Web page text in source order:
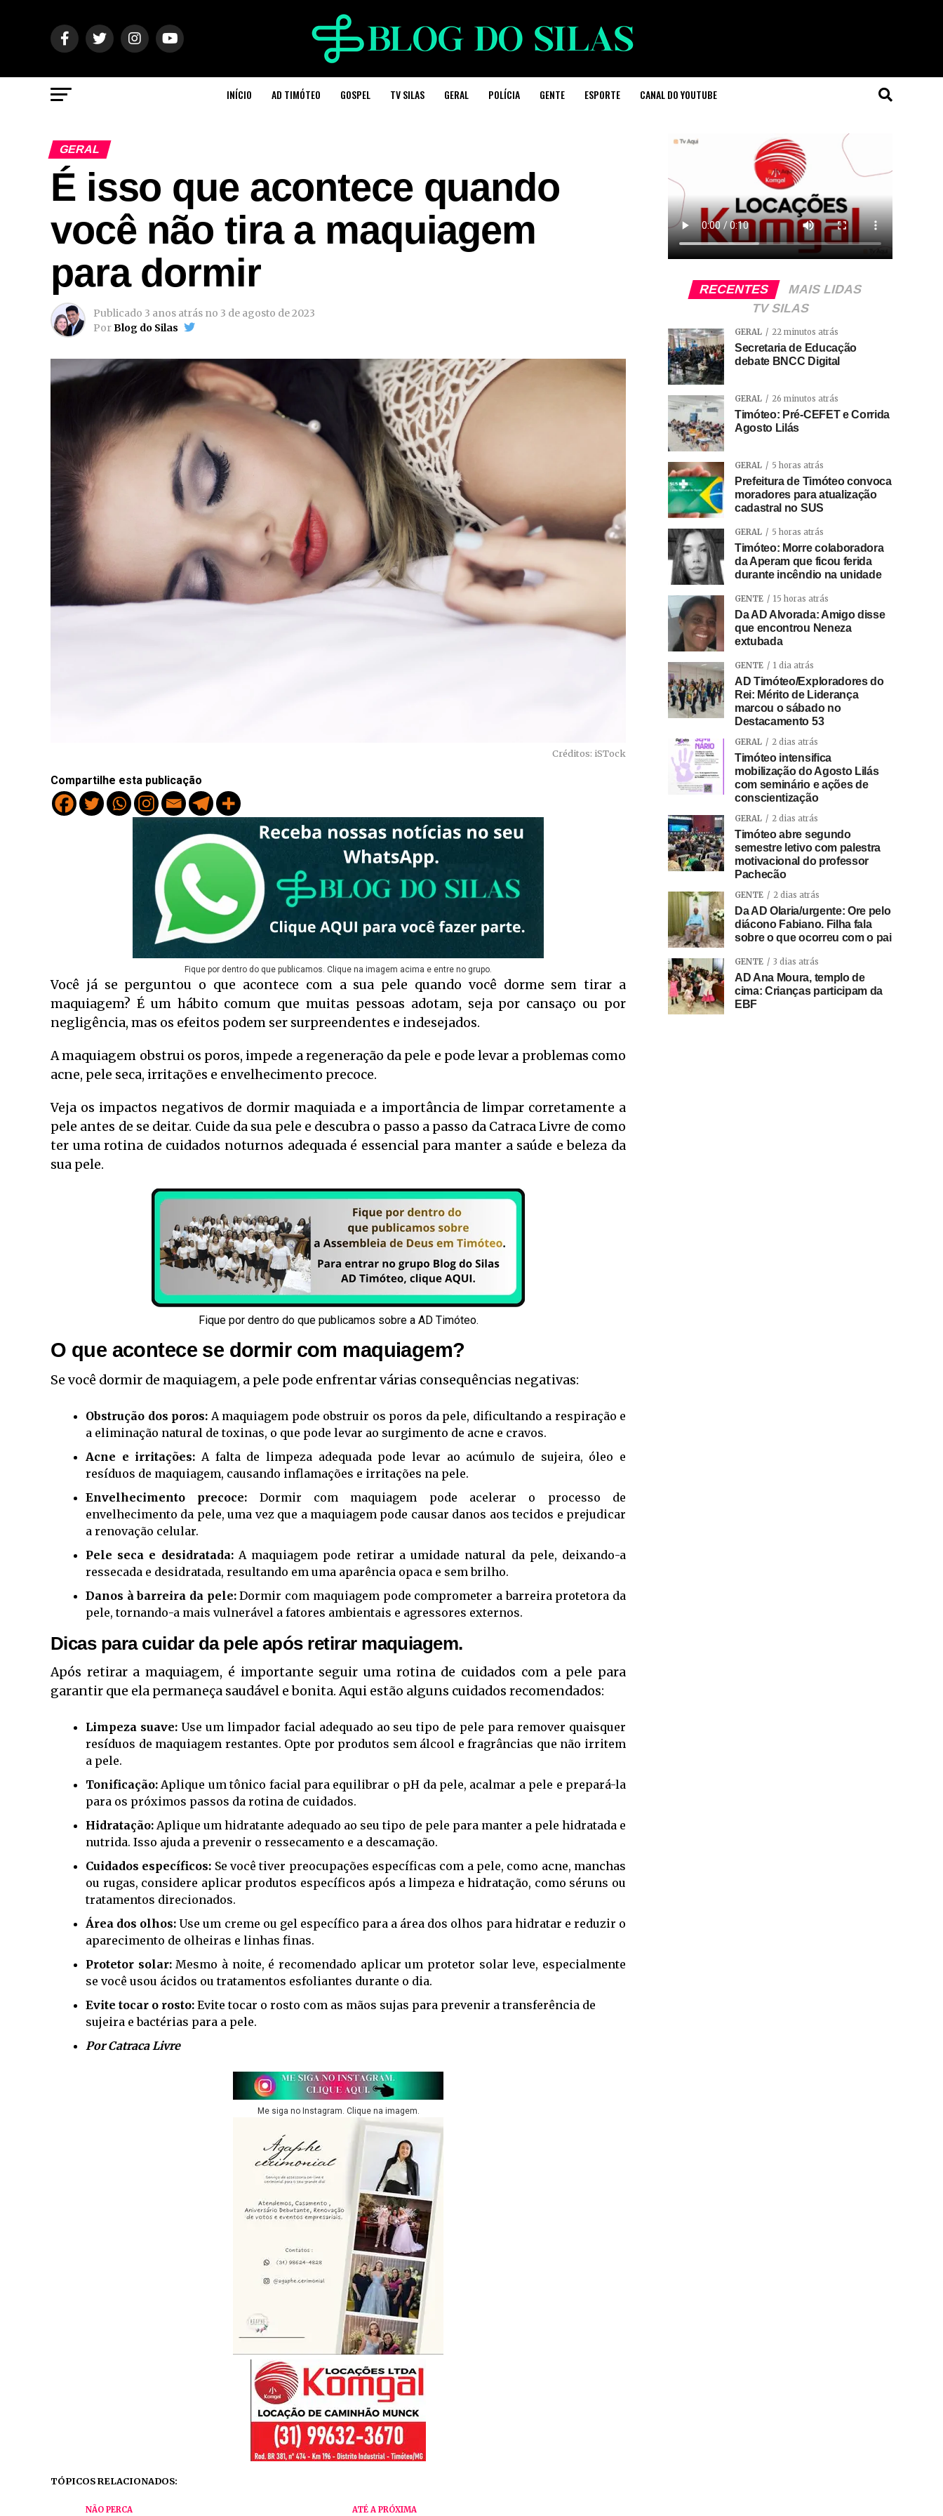
INÍCIO AD TIMÓTEO GOSPEL TV SILAS GERAL POLÍCIA GENTE ESPORTE CANAL DO YOUTUBE
GERAL
É isso que acontece quando
você não tira a maquiagem
para dormir
Publicado 3 anos atrás no 3 de agosto de 2023
PorBlog do Silas
Créditos: iSTock
Compartilhe esta publicação
Fique por dentro do que publicamos. Clique na imagem acima e entre no grupo.
Você já se perguntou o que acontece com a sua pele quando você dorme sem tirar a
maquiagem? É um hábito comum que muitas pessoas adotam, seja por cansaço ou por
negligência, mas os efeitos podem ser surpreendentes e indesejados.
A maquiagem obstrui os poros, impede a regeneração da pele e pode levar a problemas como
acne, pele seca, irritações e envelhecimento precoce.
Veja os impactos negativos de dormir maquiada e a importância de limpar corretamente a
pele antes de se deitar. Cuide da sua pele e descubra o passo a passo da Catraca Livre de como
ter uma rotina de cuidados noturnos adequada é essencial para manter a saúde e beleza da
sua pele.
Fique por dentro do que publicamos sobre a AD Timóteo.
O que acontece se dormir com maquiagem?
Se você dormir de maquiagem, a pele pode enfrentar várias consequências negativas:
Obstrução dos poros: A maquiagem pode obstruir os poros da pele, dificultando a respiração e
a eliminação natural de toxinas, o que pode levar ao surgimento de acne e cravos.
Acne e irritações: A falta de limpeza adequada pode levar ao acúmulo de sujeira, óleo e
resíduos de maquiagem, causando inflamações e irritações na pele.
Envelhecimento precoce: Dormir com maquiagem pode acelerar o processo de
envelhecimento da pele, uma vez que a maquiagem pode causar danos aos tecidos e prejudicar
a renovação celular.
Pele seca e desidratada:A maquiagem pode retirar a umidade natural da pele, deixando-a
ressecada e desidratada, resultando em uma aparência opaca e sem brilho.
Danos à barreira da pele:Dormir com maquiagem pode comprometer a barreira protetora da
pele, tornando-a mais vulnerável a fatores ambientais e agressores externos.
Dicas para cuidar da pele após retirar maquiagem.
Após retirar a maquiagem, é importante seguir uma rotina de cuidados com a pele para
garantir que ela permaneça saudável e bonita. Aqui estão alguns cuidados recomendados:
Limpeza suave:Use um limpador facial adequado ao seu tipo de pele para remover quaisquer
resíduos de maquiagem restantes. Opte por produtos sem álcool e fragrâncias que não irritem
a pele.
Tonificação: Aplique um tônico facial para equilibrar o pH da pele, acalmar a pele e prepará-la
para os próximos passos da rotina de cuidados.
Hidratação: Aplique um hidratante adequado ao seu tipo de pele para manter a pele hidratada e
nutrida. Isso ajuda a prevenir o ressecamento e a descamação.
Cuidados específicos: Se você tiver preocupações específicas com a pele, como acne, manchas
ou rugas, considere aplicar produtos específicos após a limpeza e hidratação, como séruns ou
tratamentos direcionados.
Área dos olhos: Use um creme ou gel específico para a área dos olhos para hidratar e reduzir o
aparecimento de olheiras e linhas finas.
Protetor solar:Mesmo à noite, é recomendado aplicar um protetor solar leve, especialmente
se você usou ácidos ou tratamentos esfoliantes durante o dia.
Evite tocar o rosto: Evite tocar o rosto com as mãos sujas para prevenir a transferência de
sujeira e bactérias para a pele.
Por Catraca Livre
Me siga no Instagram. Clique na imagem.
TÓPICOS RELACIONADOS:
ATÉ A PRÓXIMA
NÃO PERCA
RECENTES
MAIS LIDAS
TV SILAS
GERAL 22 minutos atrás
Secretaria de Educação
debate BNCC Digital
GERAL 26 minutos atrás
Timóteo: Pré-CEFET e Corrida
Agosto Lilás
GERAL 5 horas atrás
Prefeitura de Timóteo convoca
moradores para atualização
cadastral no SUS
GERAL 5 horas atrás
Timóteo: Morre colaboradora
da Aperam que ficou ferida
durante incêndio na unidade
GENTE 15 horas atrás
Da AD Alvorada: Amigo disse
que encontrou Neneza
extubada
GENTE 1 dia atrás
AD Timóteo/Exploradores do
Rei: Mérito de Liderança
marcou o sábado no
Destacamento 53
GERAL 2 dias atrás
Timóteo intensifica
mobilização do Agosto Lilás
com seminário e ações de
conscientização
GERAL 2 dias atrás
Timóteo abre segundo
semestre letivo com palestra
motivacional do professor
Pachecão
GENTE 2 dias atrás
Da AD Olaria/urgente: Ore pelo
diácono Fabiano. Filha fala
sobre o que ocorreu com o pai
GENTE 3 dias atrás
AD Ana Moura, templo de
cima: Crianças participam da
EBF